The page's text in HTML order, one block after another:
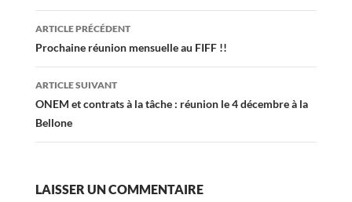
Navigation
des
articles
ARTICLE PRÉCÉDENT
Prochaine réunion mensuelle au FIFF !!
ARTICLE SUIVANT
ONEM et contrats à la tâche : réunion le 4 décembre à la
Bellone
LAISSER UN COMMENTAIRE